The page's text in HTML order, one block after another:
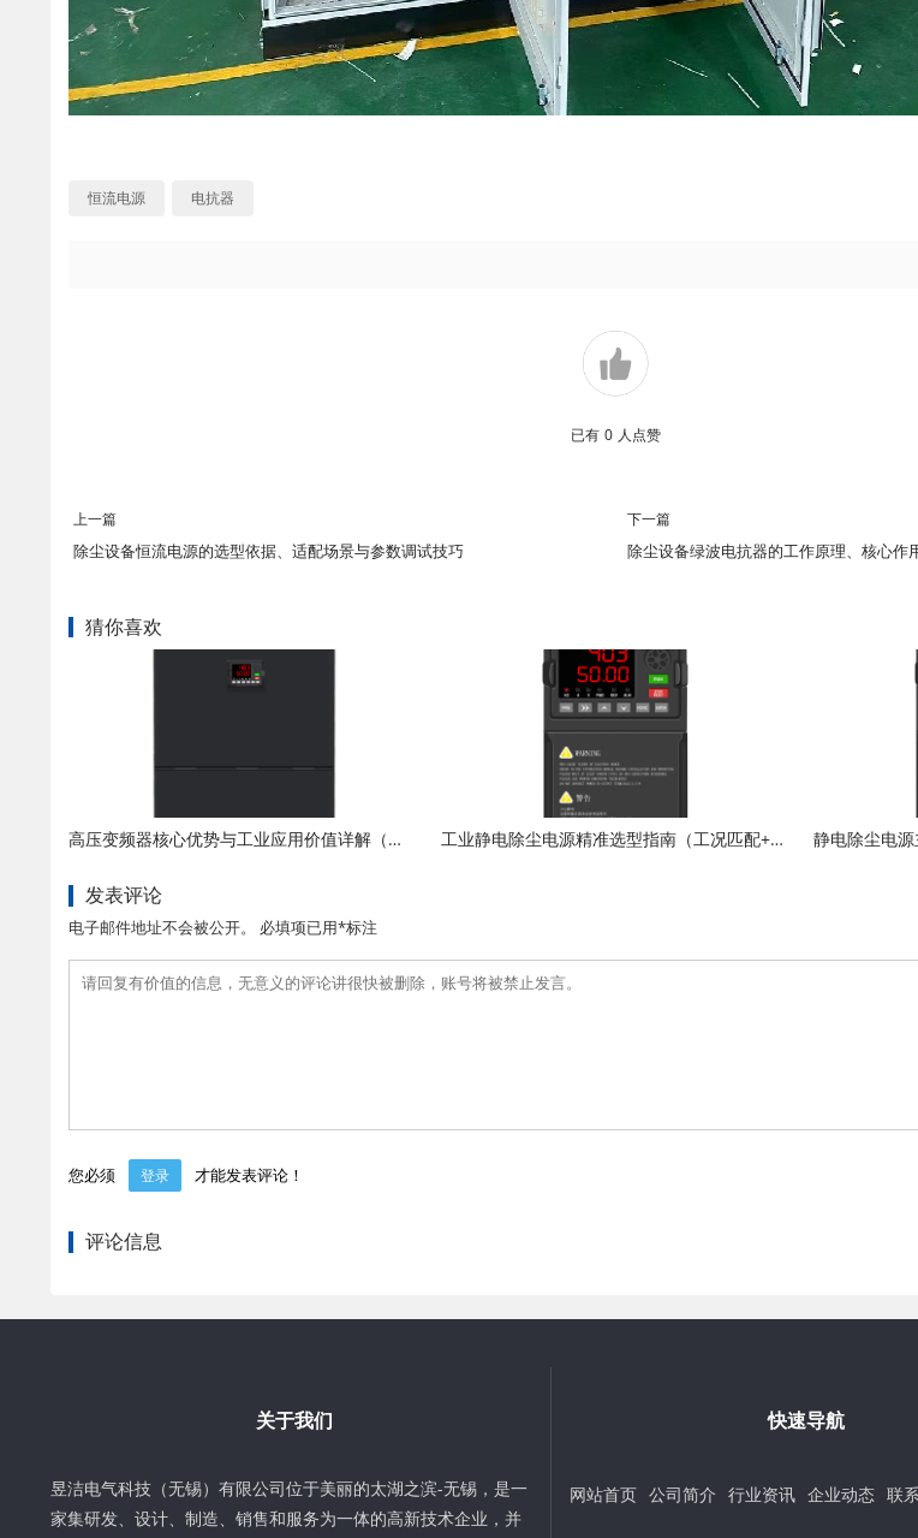
恒流电源 电抗器
已有 0 人点赞
上一篇
除尘设备恒流电源的选型依据、适配场景与参数调试技巧
下一篇
除尘设备绿波电抗器的工作原理、核心作
猜你喜欢
高压变频器核心优势与工业应用价值详解（节能、稳运、降本、增效） 工业静电除尘电源精准选型指南（工况匹配+参数校准+避坑要点）
发表评论
电子邮件地址不会被公开。 必填项已用*标注
您必须 登录 才能发表评论！
评论信息
关于我们
昱洁电气科技（无锡）有限公司位于美丽的太湖之滨-无锡，是一
家集研发、设计、制造、销售和服务为一体的高新技术企业，并
快速导航
网站首页 公司简介 行业资讯 企业动态 联